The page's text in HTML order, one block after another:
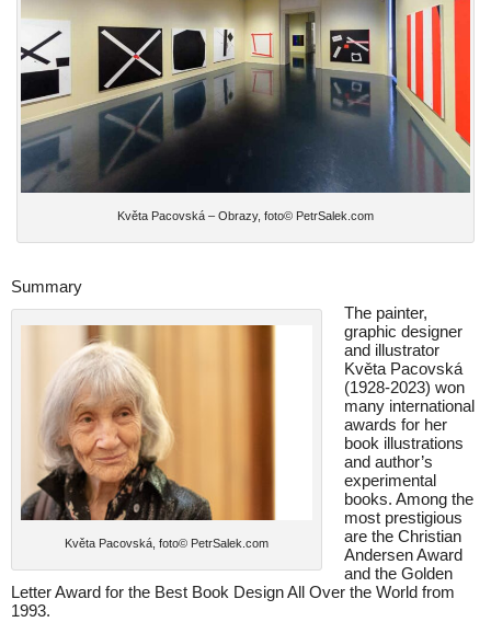
Květa Pacovská – Obrazy, foto© PetrSalek.com
Summary
Květa Pacovská, foto© PetrSalek.com
The painter,
graphic designer
and illustrator
Květa Pacovská
(1928-2023) won
many international
awards for her
book illustrations
and author’s
experimental
books. Among the
most prestigious
are the Christian
Andersen Award
and the Golden
Letter Award for the Best Book Design All Over the World from
1993.